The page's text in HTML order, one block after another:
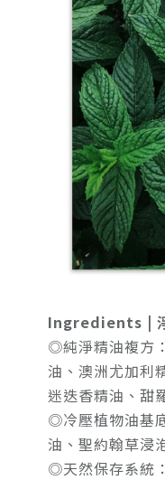
Ingredients |
◎純淨精油複方
油、澳洲尤加利
迷迭香精油、甜
◎冷壓植物油基
油、聖約翰草浸
◎天然保存系統